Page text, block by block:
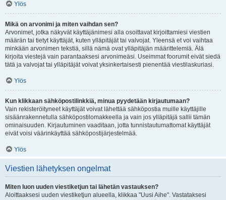
Ylös
Mikä on arvonimi ja miten vaihdan sen?
Arvonimet, jotka näkyvät käyttäjänimesi alla osoittavat kirjoittamiesi viestien
määrän tai tietyt käyttäjät, kuten ylläpitäjät tai valvojat. Yleensä et voi vaihtaa
minkään arvonimen tekstiä, sillä nämä ovat ylläpitäjän määrittelemiä. Älä
kirjoita viestejä vain parantaaksesi arvonimeäsi. Useimmat foorumit eivät siedä
tätä ja valvojat tai ylläpitäjät voivat yksinkertaisesti pienentää viestilaskuriasi.
Ylös
Kun klikkaan sähköpostilinkkiä, minua pyydetään kirjautumaan?
Vain rekisteröityneet käyttäjät voivat lähettää sähköpostia muille käyttäjille
sisäänrakennetulla sähköpostilomakkeella ja vain jos ylläpitäjä sallii tämän
ominaisuuden. Kirjautuminen vaaditaan, jotta tunnistautumattomat käyttäjät
eivät voisi väärinkäyttää sähköpostijärjestelmää.
Ylös
Viestien lähetyksen ongelmat
Miten luon uuden viestiketjun tai lähetän vastauksen?
Aloittaaksesi uuden viestiketjun alueella, klikkaa "Uusi Aihe". Vastataksesi